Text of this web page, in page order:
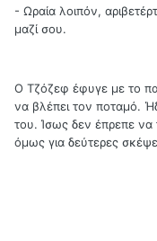
- Ωραία λοιπόν,
μαζί σου.
Ο Τζόζεφ έφυγε με το
να βλέπει τον ποταμό.
του. Ίσως δεν έπρεπε
όμως για δεύτερες